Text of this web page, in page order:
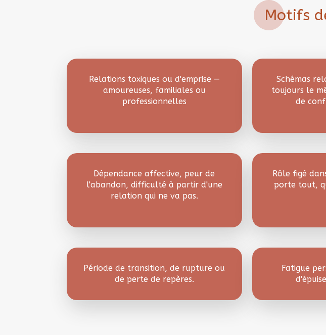
Motifs
Relations toxiques ou d'emprise —
amoureuses, familiales ou
professionnelles
Schémas
toujours le
de
Dépendance affective, peur de
l'abandon, difficulté à partir d'une
relation qui ne va pas.
Rôle figé
porte tout,
Période de transition, de rupture ou
de perte de repères.
Fatigue